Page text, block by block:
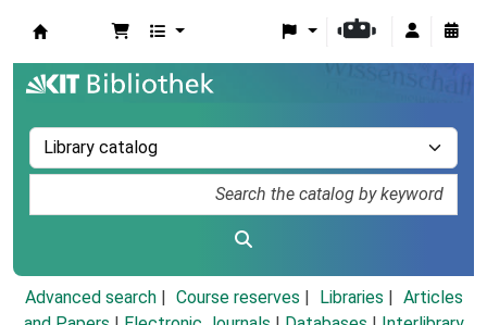
Advanced search Course reserves Libraries
Articles